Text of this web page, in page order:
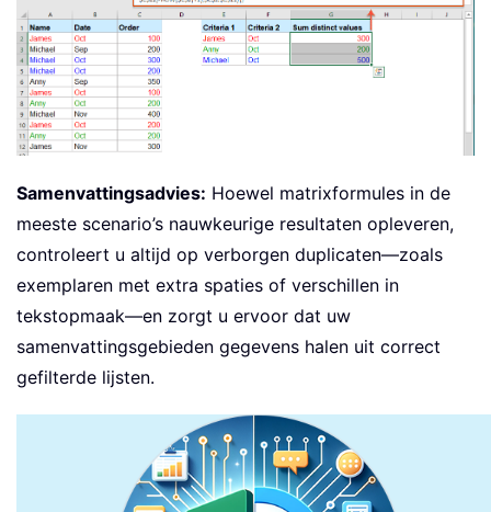
Samenvattingsadvies: Hoewel matrixformules in de
meeste scenario’s nauwkeurige resultaten opleveren,
controleert u altijd op verborgen duplicaten—zoals
exemplaren met extra spaties of verschillen in
tekstopmaak—en zorgt u ervoor dat uw
samenvattingsgebieden gegevens halen uit correct
gefilterde lijsten.